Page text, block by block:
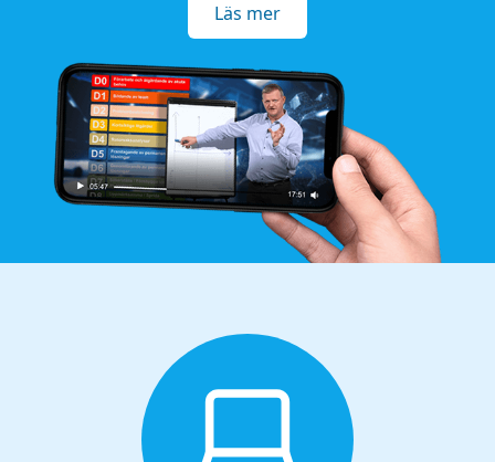
Läs mer